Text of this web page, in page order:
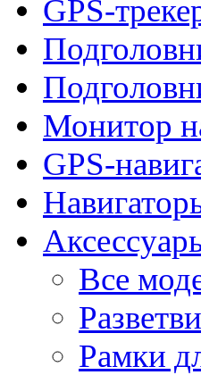
GPS-
Монитор
GPS-
Все
Рамки